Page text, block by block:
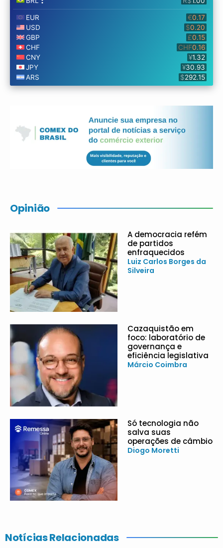
Opinião
A democracia refém
de partidos
enfraquecidos
Luiz Carlos Borges da
Silveira
Cazaquistão em
foco: laboratório de
governança e
eficiência legislativa
Márcio Coimbra
Só tecnologia não
salva suas
operações de câmbio
Diogo Moretti
Notícias Relacionadas